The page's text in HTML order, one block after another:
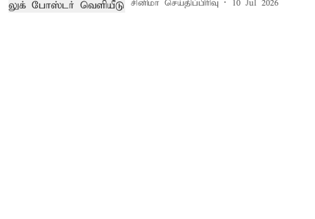
சினிமா செய்திப்பிரிவு 10 Jul 2026